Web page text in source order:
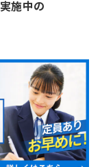
施中の